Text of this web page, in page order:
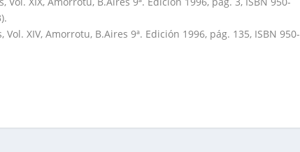
XIV, Amorrotu, B.Aires 9ª. Edición 1996, pág. 135, ISBN 950-